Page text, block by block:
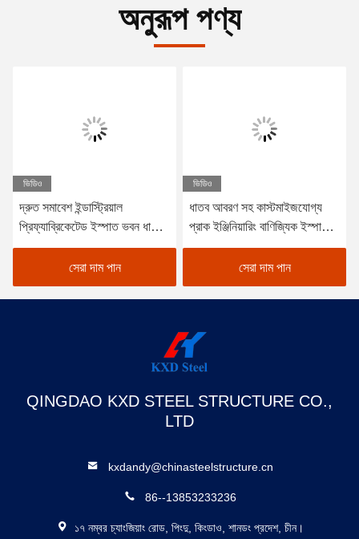
অনুরূপ পণ্য
ভিডিও
দ্রুত সমাবেশ ইন্ডাস্ট্রিয়াল
প্রিফ্যাব্রিকেটেড ইস্পাত ভবন ধাতু
প্রিফ্যাব কারখানা ভবন
সেরা দাম পান
ভিডিও
ধাতব আবরণ সহ কাস্টমাইজযোগ্য
প্রাক ইঞ্জিনিয়ারিং বাণিজ্যিক ইস্পাত
বিল্ডিং
সেরা দাম পান
QINGDAO KXD STEEL STRUCTURE CO.,
LTD
kxdandy@chinasteelstructure.cn
86--13853233236
১৭ নম্বর চ্যাংজিয়াং রোড, পিংদু, কিংডাও, শানডং প্রদেশ, চীন।